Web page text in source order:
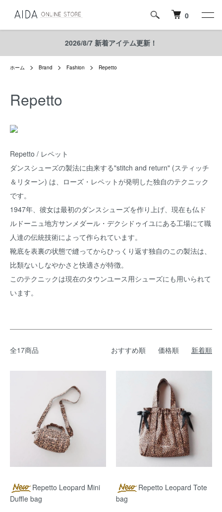
0
2026/8/7 新着アイテム更新！
ホーム Brand Fashion Repetto
Repetto
Repetto / レペット
ダンスシューズの製法に由来する"stitch and return" (スティッチ
＆リターン) は、ローズ・レペットが発明した独自のテクニック
です。
1947年、彼女は最初のダンスシューズを作り上げ、現在も仏ド
ルドーニュ地方サンメダール・デクシドゥイユにある工場にて職
人達の伝統技術によって作られています。
靴底を表裏の状態で縫ってからひっくり返す独自のこの製法は、
比類ないしなやかさと快適さが特徴。
このテクニックは現在のタウンユース用シューズにも用いられて
います。
全17商品 おすすめ順 価格順 新着順
Repetto Leopard Mini
Duffle bag
Repetto Leopard Tote
bag